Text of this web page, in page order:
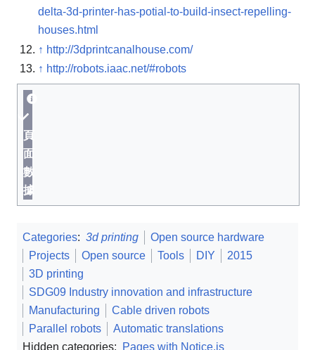
delta-3d-printer-has-potial-to-build-insect-repelling-
houses.html
↑ http://3dprintcanalhouse.com/
↑ http://robots.iaac.net/#robots
頁
面
數
據
Categories: 3d printing
Open source hardware
Projects
Open source Tools DIY
2015
3D printing
SDG09 Industry innovation and infrastructure
Manufacturing
Cable driven robots
Parallel robots
Automatic translations
Hidden categories:
Pages with Notice.js